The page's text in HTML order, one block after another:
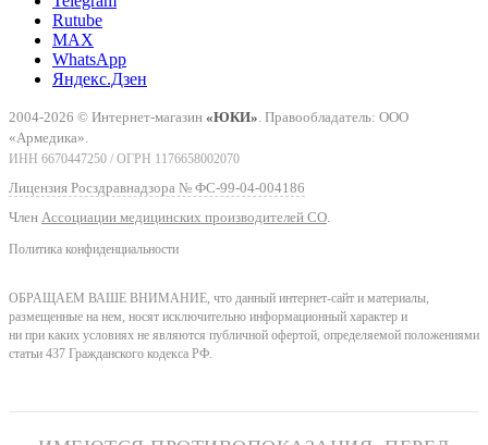
Rutube
MAX
WhatsApp
Яндекс.Дзен
2004-2026 © Интернет-магазин «ЮКИ» . Правообладатель: ООО
«Армедика».
ИНН 6670447250 / ОГРН 1176658002070
Лицензия Росздравнадзора № ФС-99-04-004186
Член Ассоциации медицинских производителей СО
Политика конфиденциальности
ОБРАЩАЕМ ВАШЕ ВНИМАНИЕ, что данный интернет-сайт и материалы,
размещенные на нем, носят исключительно информационный характер и
ни при каких условиях не являются публичной офертой, определяемой положениями
статьи 437 Гражданского кодекса РФ.